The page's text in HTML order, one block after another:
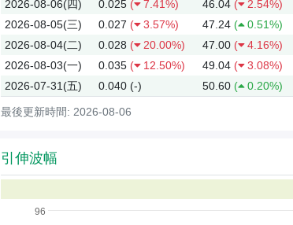
2026-08-06(四)
0.025 ( 7.41%) 46.04 ( 2.54%)
2026-08-05(三)
0.027 ( 3.57%) 47.24 ( 0.51%)
2026-08-04(二)
0.028 ( 20.00%) 47.00 ( 4.16%)
2026-08-03(一)
0.035 ( 12.50%) 49.04 ( 3.08%)
2026-07-31(五)
0.040 (-) 50.60 ( 0.20%)
最後更新時間: 2026-08-06
引伸波幅
96